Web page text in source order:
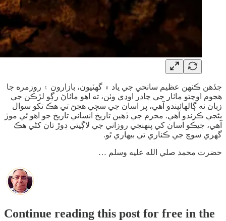
جڏهن ڪنهن عظيم سانحي جي ياد ۾ گهٽيون، بازارون ۽ روزمره جا
هجوم اوچتو ماٺار جي چادر اوڍي وٺن، ته اهو ماٺاڻ رڳو لڙڪن جي
زبان نه ڳالهائيندو آهي، پر اسان جي سڄي هجڻ تي هڪ تکو سوال
بڻجي ڪرندو آهي. محرم جي ڏهين تاريخ انساني تاريخ جو اهو ئي موڙ
آهي، جيڪو اسان کي پنهنجي روزاني جي لاڳيتي ڊوڙ تان کڻي هڪ
گهري سوچ جي ڪناري تي بيهاري ٿو.
حضرت محمد صلي الله عليه وسلم …
Continue reading this post for free in the